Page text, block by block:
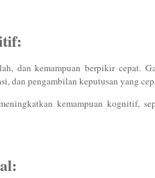
dan kemampuan berpikir cepat.
dan pengambilan keputusan yang
kemampuan kognitif,